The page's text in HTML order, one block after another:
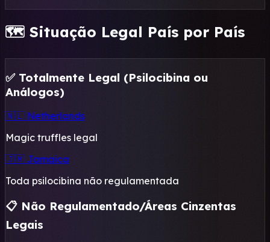
🗺️ Situação Legal País por País
✅ Totalmente Legal (Psilocibina ou
Análogos)
🇳🇱 Netherlands
Magic truffles legal
🇯🇲 Jamaica
Toda psilocibina não regulamentada
📋 Não Regulamentado/Áreas Cinzentas
Legais